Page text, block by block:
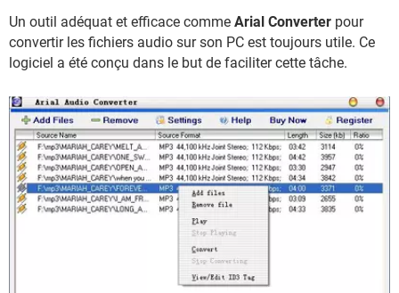
Un outil adéquat et efficace comme Arial Converter pour
convertir les fichiers audio sur son PC est toujours utile. Ce
logiciel a été conçu dans le but de faciliter cette tâche.